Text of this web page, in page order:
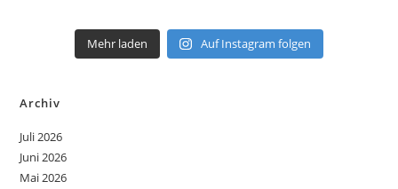
Mehr laden Auf Instagram folgen
Archiv
Juli 2026
Juni 2026
Mai 2026